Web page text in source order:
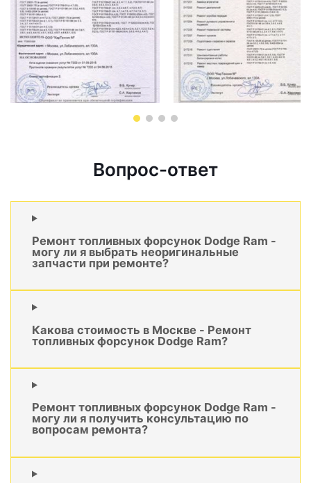
Вопрос-ответ
Ремонт топливных форсунок Dodge Ram -
могу ли я выбрать неоригинальные
запчасти при ремонте?
Какова стоимость в Москве - Ремонт
топливных форсунок Dodge Ram?
Ремонт топливных форсунок Dodge Ram -
могу ли я получить консультацию по
вопросам ремонта?